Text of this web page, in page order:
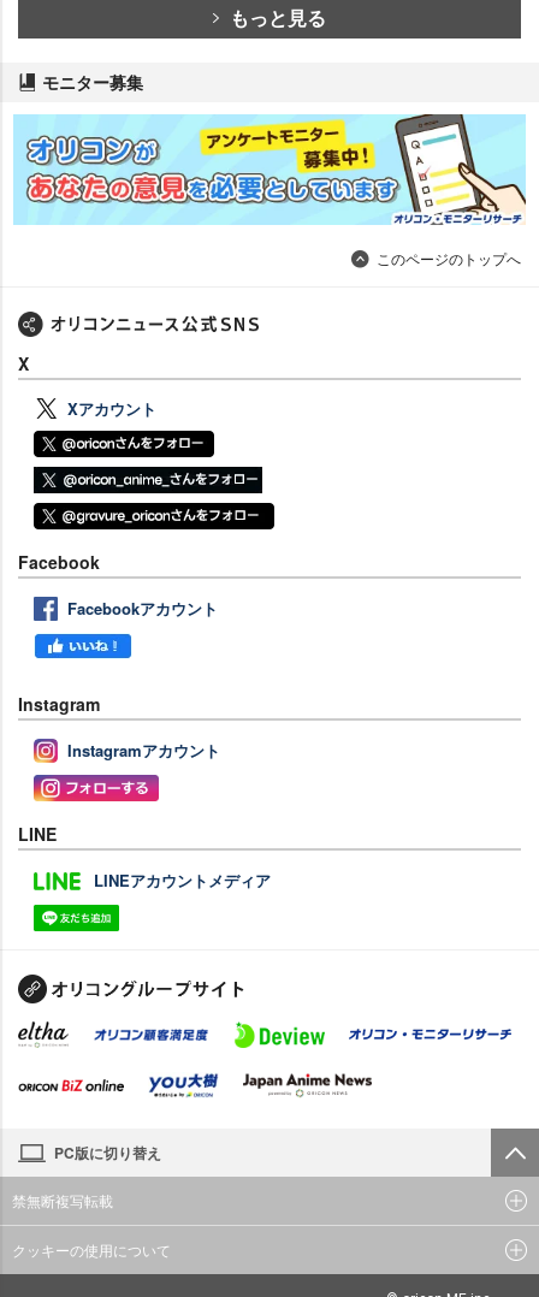
もっと見る
モニター募集
このページのトップへ
X
Xアカウント
Facebook
Facebookアカウント
Instagram
Instagramアカウント
LINE
LINEアカウントメディア
PC版に切り替え
禁無断複写転載
クッキーの使用について